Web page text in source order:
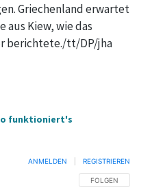
Griechenland erwartet
Kiew, wie das
berichtete./tt/DP/jha
funktioniert's
FOLGE DIESER
FOLGEN
ANMELDEN REGISTRIEREN